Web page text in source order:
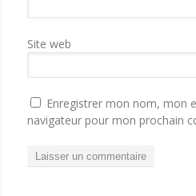
Site web
Enregistrer mon nom, mon
navigateur pour mon prochain